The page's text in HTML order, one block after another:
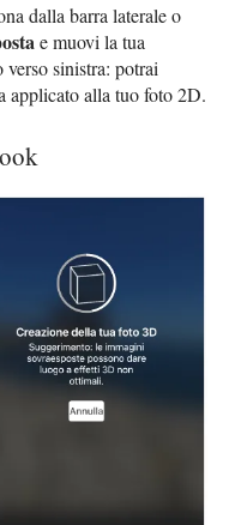
dalla barra laterale o
e muovi la tua
verso sinistra: potrai
applicato alla tuo foto 2D.